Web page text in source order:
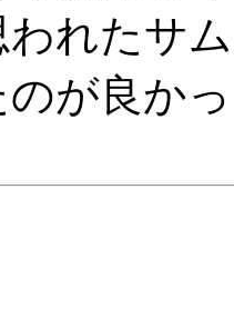
れたサ
が良か